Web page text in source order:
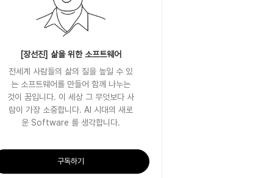
[장선진] 삶을 위한 소프트웨어
전세계 사람들의 삶의 질을 높일 수 있
는 소프트웨어를 만들어 함께 나누는
것이 꿈입니다. 이 세상 그 무엇보다 사
람이 가장 소중합니다. AI 시대의 새로
운 Software 를 생각합니다.
구독하기